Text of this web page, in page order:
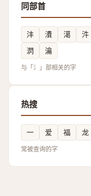
同部首
沣 㵒 㵧 汼
㴸
瀹
与「氵」部相关的字
热搜
一 爱 福 龙
常被查询的字